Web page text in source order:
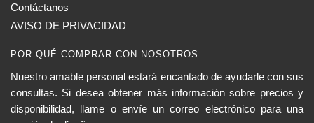
Contáctanos
AVISO DE PRIVACIDAD
POR QUÉ COMPRAR CON NOSOTROS
Nuestro amable personal estará encantado de ayudarle con sus
consultas. Si desea obtener más información sobre precios y
disponibilidad, llame o envíe un correo electrónico para una